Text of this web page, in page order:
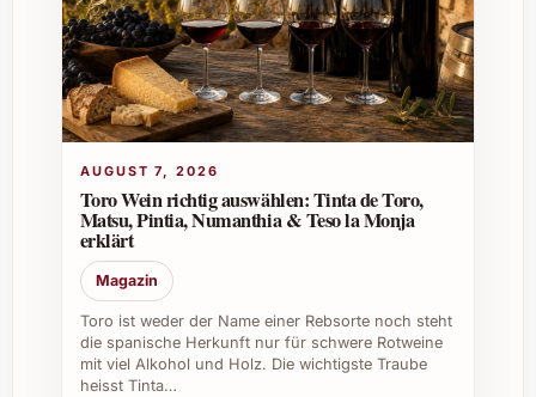
Optimal gelagert wird der Cair Cuvée 2023
bei konstanter Temperatur von etwa 12-15
Grad Celsius, ohne direkte
Sonneneinstrahlung und mit hoher
Luftfeuchtigkeit, um Kork und Wein zu
schonen.
Wie wurde der Cair Cuvée 2023
produziert?
Die Trauben wurden per Hand gelesen und
schonend verarbeitet. Der Ausbau erfolgte
hauptsächlich in französischen Eichenfässern,
AUGUST 7, 2026
Toro Wein richtig auswählen: Tinta de Toro,
Matsu, Pintia, Numanthia & Teso la Monja
erklärt
Magazin
Toro ist weder der Name einer Rebsorte noch steht
die spanische Herkunft nur für schwere Rotweine
mit viel Alkohol und Holz. Die wichtigste Traube
heisst Tinta…